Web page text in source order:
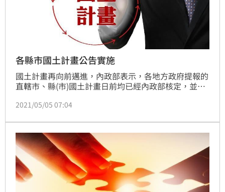
各縣市國土計畫公告實施
國土計畫再向前邁進，內政部表示，各地方政府提報的
直轄市、縣(市)國土計畫日前均已經內政部核定，並公
都市土地開發利用以及都市計畫檢討變更，均應符合國
階段國土功能分區圖的公告。
2021/05/05 07:04